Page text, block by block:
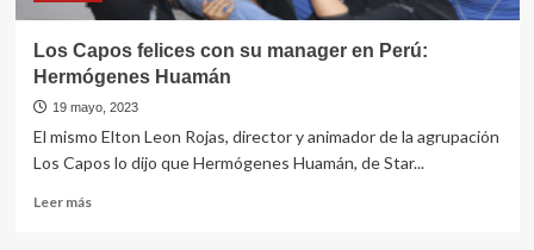
Los Capos felices con su manager en Perú:
Hermógenes Huamán
19 mayo, 2023
El mismo Elton Leon Rojas, director y animador de la agrupación
Los Capos lo dijo que Hermógenes Huamán, de Star...
Leer másLeer